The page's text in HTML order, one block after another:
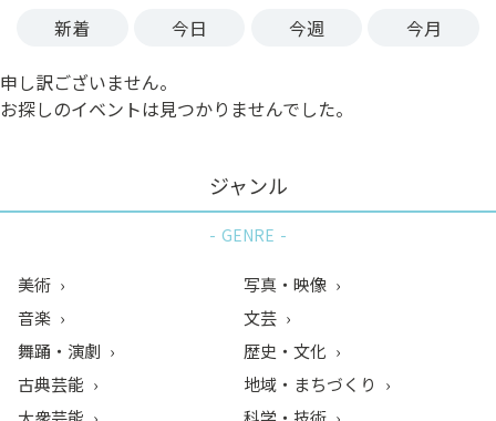
記
事
ス
新着 今日 今週 今月
申し訳ございません。
お探しのイベントは見つかりませんでした。
ジャンル
GENRE
美術
音楽
舞踊・演劇
古典芸能
写真・映像
文芸
歴史・文化
地域・まちづくり